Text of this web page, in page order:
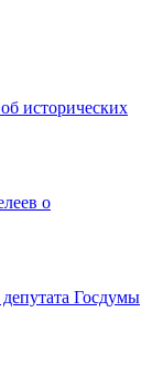
исторических
о
Госдумы